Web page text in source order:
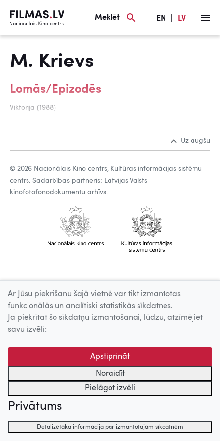
Meklēt EN LV
M. Krievs
Lomās/Epizodēs
Viktorija (1988)
Uz augšu
© 2026 Nacionālais Kino centrs, Kultūras informācijas sistēmu
centrs. Sadarbības partneris: Latvijas Valsts
kinofotofonodokumentu arhīvs.
Ar Jūsu piekrišanu šajā vietnē var tikt izmantotas
funkcionālās un analītiski statistikās sīkdatnes.
Ja piekrītat šo sīkdatņu izmantošanai, lūdzu, atzīmējiet
savu izvēli:
Apstiprināt
Noraidīt
Pielāgot izvēli
Privātums
Detalizētāka informācija par izmantotajām sīkdatnēm